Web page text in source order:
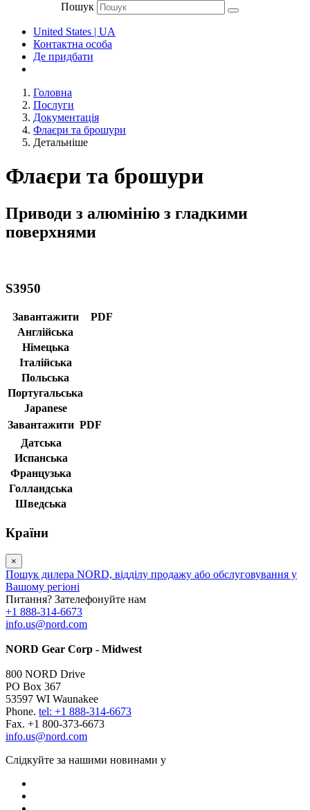
Пошук
United States | UA
Контактна особа
Де придбати
Головна
Послуги
Документація
Флаєри та брошури
Детальніше
Флаєри та брошури
Приводи з алюмінію з гладкими
поверхнями
S3950
Завантажити
PDF
Англійська
Німецька
Італійська
Польська
Португальська
Japanese
Завантажити PDF
Датська
Испанська
Французька
Голландська
Шведська
Країни
×
Пошук дилера NORD, відділу продажу або обслуговування у
Вашому регіоні
Питання? Зателефонуйте нам
+1 888-314-6673
info.us@nord.com
NORD Gear Corp - Midwest
800 NORD Drive
PO Box 367
53597 WI Waunakee
Phone. tel: +1 888-314-6673
Fax. +1 800-373-6673
info.us@nord.com
Слідкуйте за нашими новинами у